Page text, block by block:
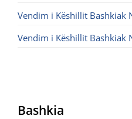
Bashkia
Vendim i Këshillit Bashkiak
Vendim i Këshillit Bashkiak